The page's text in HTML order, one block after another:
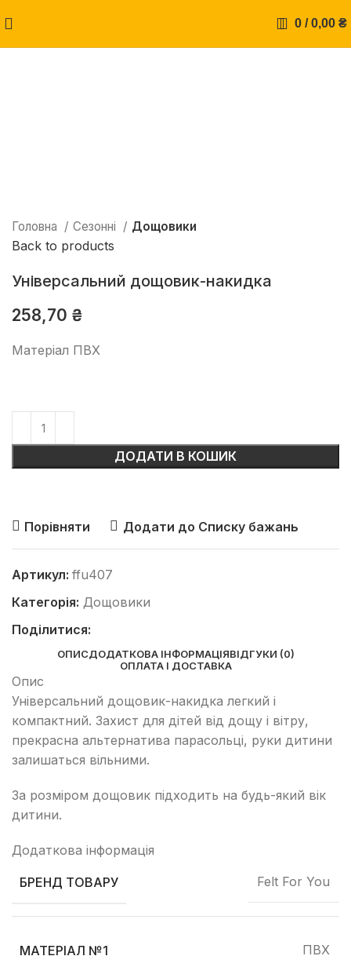
0 / 0,00 ₴
Головна Сезонні Дощовики
Back to products
Універсальний дощовик-накидка
258,70 ₴
Матеріал ПВХ
ДОДАТИ В КОШИК
Порівняти Додати до Списку бажань
Артикул: ffu407
Категорія: Дощовики
Поділитися:
ОПИСДОДАТКОВА ІНФОРМАЦІЯВІДГУКИ (0)
ОПЛАТА І ДОСТАВКА
Опис
Універсальний дощовик-накидка легкий і
компактний. Захист для дітей від дощу і вітру,
прекрасна альтернатива парасольці, руки дитини
залишаться вільними.
За розміром дощовик підходить на будь-який вік
дитини.
Додаткова інформація
БРЕНД ТОВАРУ Felt For You
МАТЕРІАЛ №1 ПВХ